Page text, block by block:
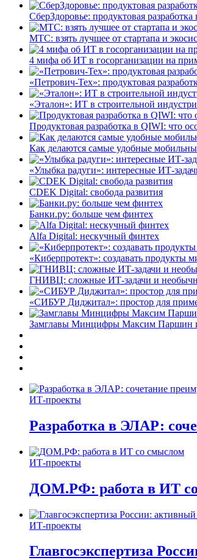
СберЗдоровье: продуктовая разработка
МТС: взять лучшее от стартапа и
4 мифа об ИТ в госорганизации на
«Петрович-Тех»: продуктовая
«Эталон»: ИТ в строительной
Продуктовая разработка в QIWI: что
Как делаются самые удобные
«Улыбка радуги»: интересные ИТ-
CDEK Digital: свобода развития
Банки.ру: больше чем финтех
Alfa Digital: нескучный финтех
«Киберпротект»: создавать продукты
ГНИВЦ: сложные ИТ‑задачи и
«СИБУР Диджитал»: простор для
Замглавы Минцифры Максим Паршин
ИТ-проекты
Разработка в ЭЛАР:
ИТ-проекты
ДОМ.РФ: работа в ИТ
ИТ-проекты
Главгосэкспертиза